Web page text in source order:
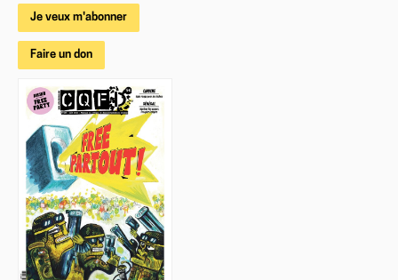
Je veux m'abonner
Faire un don